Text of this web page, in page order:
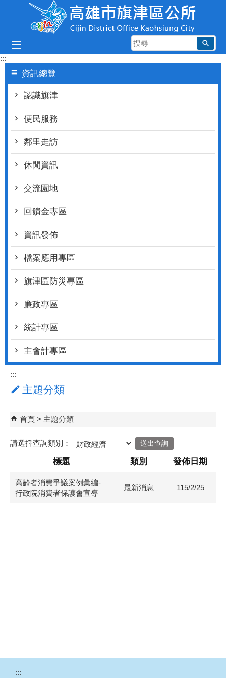
跳到主要內容區塊
搜
尋
:::
資訊總覽
認識旗津
便民服務
鄰里走訪
休閒資訊
交流園地
回饋金專區
資訊發佈
檔案應用專區
旗津區防災專區
廉政專區
統計專區
主會計專區
:::
主題分類
首頁 主題分類
請選擇查詢類別：
標題 類別 發佈日期
高齡者消費爭議案例彙編-
行政院消費者保護會宣導
最新消息 115/2/25
:::